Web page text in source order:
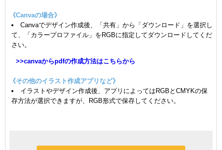
《Canvaの場合》
Canvaでデザイン作成後、「共有」から「ダウンロード」を選択し
て、「カラープロファイル」をRGBに指定してダウンロードしてくだ
さい。
>>canvaからpdfの作成方法はこちらから
《その他のイラスト作成アプリなど》
イラストやデザイン作成後、アプリによってはRGBとCMYKの保
存方法が選択できますが、RGB形式で保存してください。